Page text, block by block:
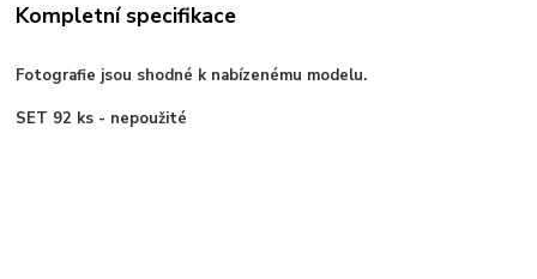
Kompletní specifikace
Fotografie jsou shodné k nabízenému modelu.
SET 92 ks - nepoužité